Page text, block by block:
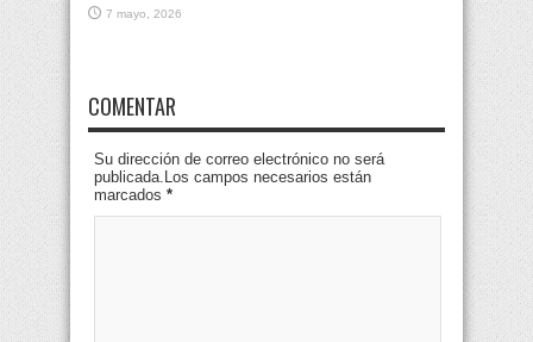
7 mayo, 2026
COMENTAR
Su dirección de correo electrónico no será
publicada.Los campos necesarios están
marcados *